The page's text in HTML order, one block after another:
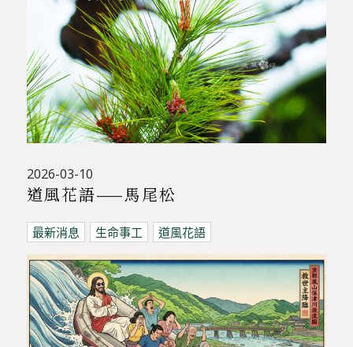
2026-03-10
道風花語——馬尾松
最新消息 生命事工 道風花語